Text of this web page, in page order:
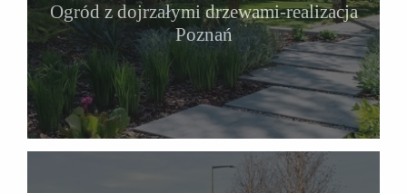
Ogród z dojrzałymi drzewami-realizacja
Poznań